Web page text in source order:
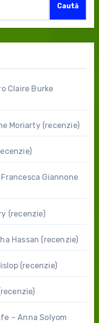
Claire Burke
Moriarty (recenzie)
Giannone
(recenzie)
Hassan (recenzie)
(recenzie)
– Anna Solyom